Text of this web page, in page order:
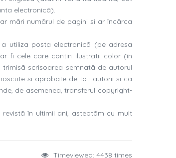
electronicã).
mãri numãrul de pagini si ar încãrca
utiliza posta electronicã (pe adresa
fi cele care contin ilustratii color (în
scrisoarea semnatã de autorul
si aprobate de toti autorii si cã
de asemenea, transferul copyright-
în ultimii ani, asteptãm cu mult
Timeviewed: 4438 times